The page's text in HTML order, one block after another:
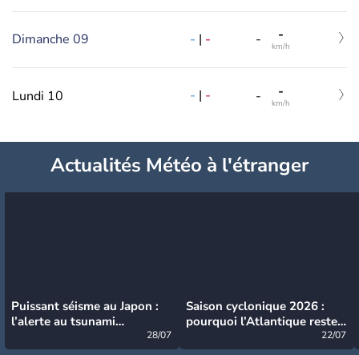
Dimanche 09 - | - - -
km/h
Lundi 10 - | - - -
km/h
Actualités Météo à l'étranger
Puissant séisme au Japon :
l’alerte au tsunami
28/07
Saison cyclonique 2026 :
pourquoi l’Atlantique reste
22/07